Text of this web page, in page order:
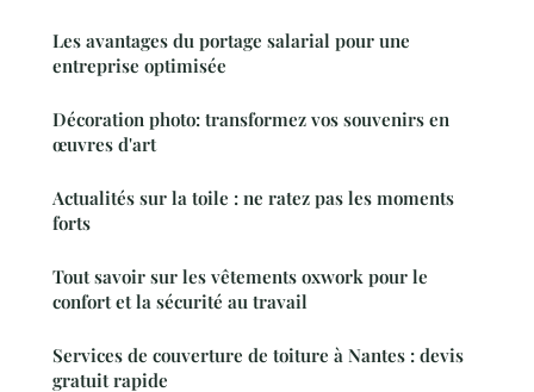
Les avantages du portage salarial pour une
entreprise optimisée
Décoration photo: transformez vos souvenirs en
œuvres d'art
Actualités sur la toile : ne ratez pas les moments
forts
Tout savoir sur les vêtements oxwork pour le
confort et la sécurité au travail
Services de couverture de toiture à Nantes : devis
gratuit rapide